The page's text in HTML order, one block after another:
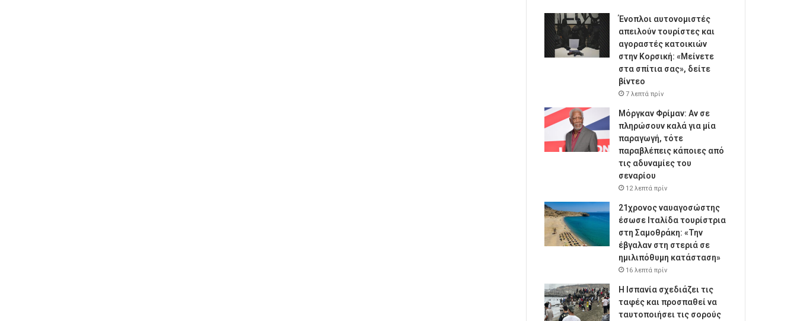
Ένοπλοι αυτονομιστές
απειλούν τουρίστες και
αγοραστές κατοικιών
στην Κορσική: «Μείνετε
στα σπίτια σας», δείτε
βίντεο
7 λεπτά πρίν
Μόργκαν Φρίμαν: Αν σε
πληρώσουν καλά για μία
παραγωγή, τότε
παραβλέπεις κάποιες από
τις αδυναμίες του
σεναρίου
12 λεπτά πρίν
21χρονος ναυαγοσώστης
έσωσε Ιταλίδα τουρίστρια
στη Σαμοθράκη: «Την
έβγαλαν στη στεριά σε
ημιλιπόθυμη κατάσταση»
16 λεπτά πρίν
Η Ισπανία σχεδιάζει τις
ταφές και προσπαθεί να
ταυτοποιήσει τις σορούς